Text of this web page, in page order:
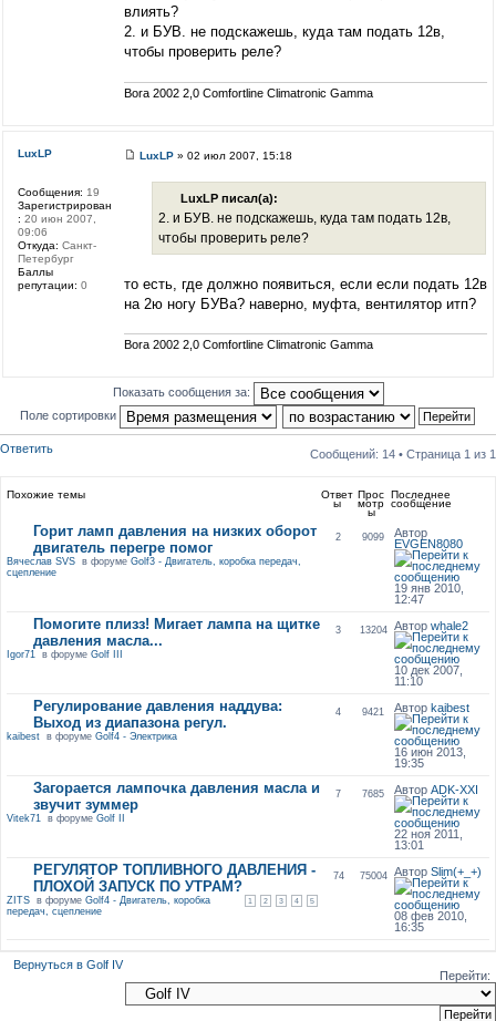
влиять?
2. и БУВ. не подскажешь, куда там подать 12в,
чтобы проверить реле?
Bora 2002 2,0 Comfortline Climatronic Gamma
LuxLP» 02 июл 2007, 15:18
LuxLP писал(а):
2. и БУВ. не подскажешь, куда там подать 12в,
чтобы проверить реле?
то есть, где должно появиться, если если подать 12в
на 2ю ногу БУВа? наверно, муфта, вентилятор итп?
Bora 2002 2,0 Comfortline Climatronic Gamma
LuxLP
Сообщения: 19
Зарегистрирован
: 20 июн 2007,
09:06
Откуда: Санкт-
Петербург
Баллы
репутации: 0
Показать сообщения за:
Поле сортировки
Ответить Сообщений: 14 • Страница 1 из 1
Похожие темы Ответ
ы
Прос
мотр
ы
Последнее
сообщение
Горит ламп давления на низких оборот
двигатель перегре помог
Вячеслав SVSв форуме Golf3 - Двигатель, коробка передач,
сцепление
2 9099
Автор
EVGEN8080
19 янв 2010,
12:47
Помогите плизз! Мигает лампа на щитке
давления масла...
Igor71 в форуме Golf III
3 13204 Авторwhale2
10 дек 2007,
11:10
Регулирование давления наддува:
Выход из диапазона регул.
kaibestв форуме Golf4 - Электрика
4 9421 Авторkaibest
16 июн 2013,
19:35
Загорается лампочка давления масла и
звучит зуммер
Vitek71 в форуме Golf II
7 7685 АвторADK-XXI
22 ноя 2011,
13:01
РЕГУЛЯТОР ТОПЛИВНОГО ДАВЛЕНИЯ -
ПЛОХОЙ ЗАПУСК ПО УТРАМ?
1 2 3 4 5
ZITSв форуме Golf4 - Двигатель, коробка
передач, сцепление
74 75004 АвторSlim(+_+)
08 фев 2010,
16:35
Вернуться в Golf IV
Перейти: